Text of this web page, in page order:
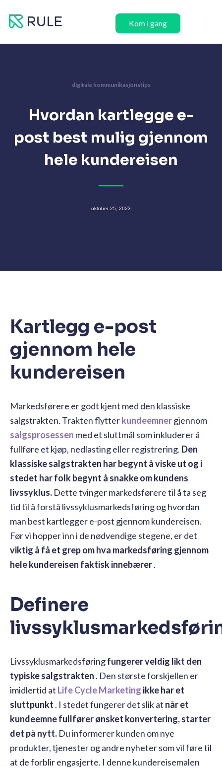
rett
Kom i gang
digitale kommunikasjonstips
Hvordan kartlegge e-
post best mulig gjennom
hele kundereisen
oktober 25, 2023
Kartlegg e-post
gjennom hele
kundereisen
Markedsførere er godt kjent med den klassiske
salgstrakten. Trakten flytterkundeemnergjennom
salgsprosessen med et sluttmål som inkluderer å
fullføre et kjøp, nedlasting eller registrering. Den
klassiske salgstrakten har begynt å viske ut og i
stedet har folk begynt å snakke om kundens
livssyklus. Dette tvinger markedsførere til å ta seg
tid til å forstå livssyklusmarkedsføring og hvordan
man best kartlegger e-post gjennom kundereisen.
Før vi hopper inn i de nødvendige stegene, er det
viktig å få et grep om hva markedsføring gjennom
hele kundereisen faktisk innebærer.
Definere
Livssyklusmarkedsføringfungerer veldig likt den
typiske salgstrakten . Den største forskjellen er
imidlertid at Life Cycle Marketing ikke har et
sluttpunkt . I stedet fungerer det slik at når et
kundeemne fullfører ønsket konvertering, starter
det på nytt. Du informerer kunden om nye
produkter, tjenester og andre nyheter som vil føre til
at de forblir engasjerte. I denne kundereisemalen